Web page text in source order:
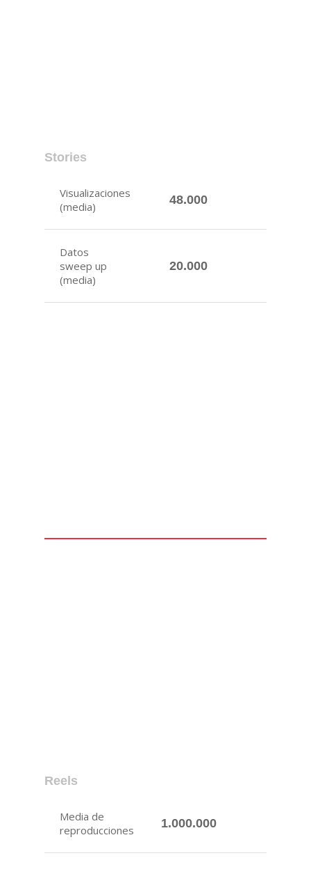
Stories
Visualizaciones
(media)
48.000
Datos
sweep up
(media)
20.000
Reels
Media de
reproducciones
1.000.000